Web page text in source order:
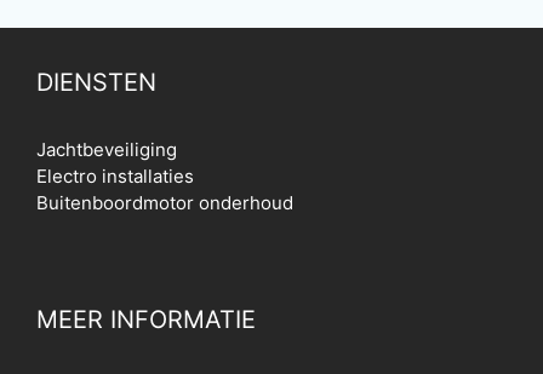
DIENSTEN
Jachtbeveiliging
Electro installaties
Buitenboordmotor onderhoud
MEER INFORMATIE